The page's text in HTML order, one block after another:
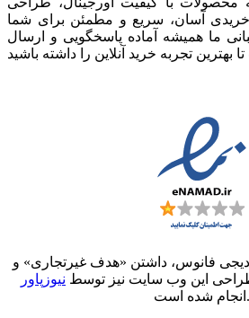
آسان، سریع و مطمئن برای شما
ما همیشه آماده پاسخگویی و ارسال
فانوس، داشتن «هدف غیرتجاری» و
این وب سایت نیز توسط نیوزپاور
انجام شده است.